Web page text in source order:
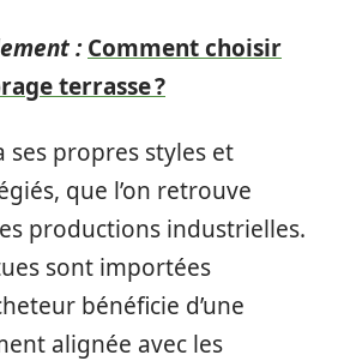
: Comment choisir
terrasse ?
ses propres styles et
que l’on retrouve
productions industrielles.
sont importées
bénéficie d’une
alignée avec les